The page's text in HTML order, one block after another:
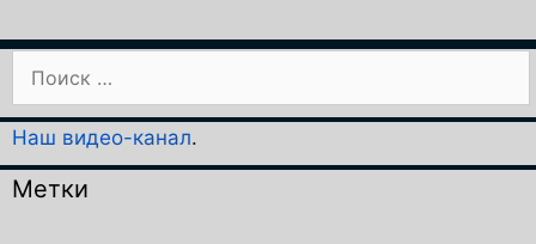
Наш видео-канал.
Метки